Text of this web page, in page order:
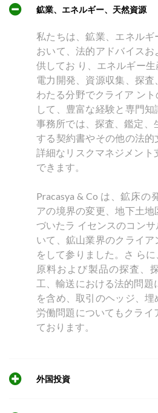
鉱業、エネルギー、天然資源
私たちは、鉱業、エネル
おいて、法的アドバイス
供してお り、エネルギー生
電力開発、資源収集、探
わたる分野でクライア ン
して、豊富な経験と専門
事務所では、探査、鑑定、
する契約書やその他の法的
詳細なリスクマネジメント
できます。
Pracasya & Co は、鉱床の
アの境界の変更、地下土
づいたラ イセンスのコン
いて、鉱山業界のクライ
をして参りました。さ ら
原料および製品の探査、
工、輸送における法的問題
を含め、取引のヘッジ、
労働問題についてもクライ
ております。
外国投資